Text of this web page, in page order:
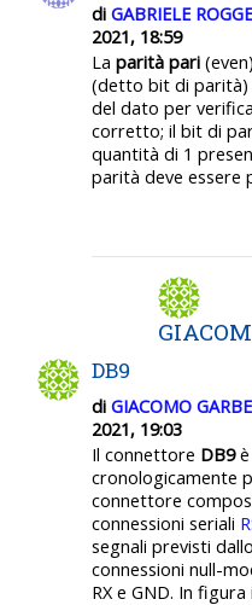
di GABRIELE
2021, 18:59
La parità pari
(detto bit di parità)
del dato per
corretto; il bit di
quantità di 1
parità deve essere
DB9
di GIACOMO
2021, 19:03
Il connettore DB9è
cronologicamente
connettore
connessioni seriali
segnali previsti
connessioni null-
RX e GND. In